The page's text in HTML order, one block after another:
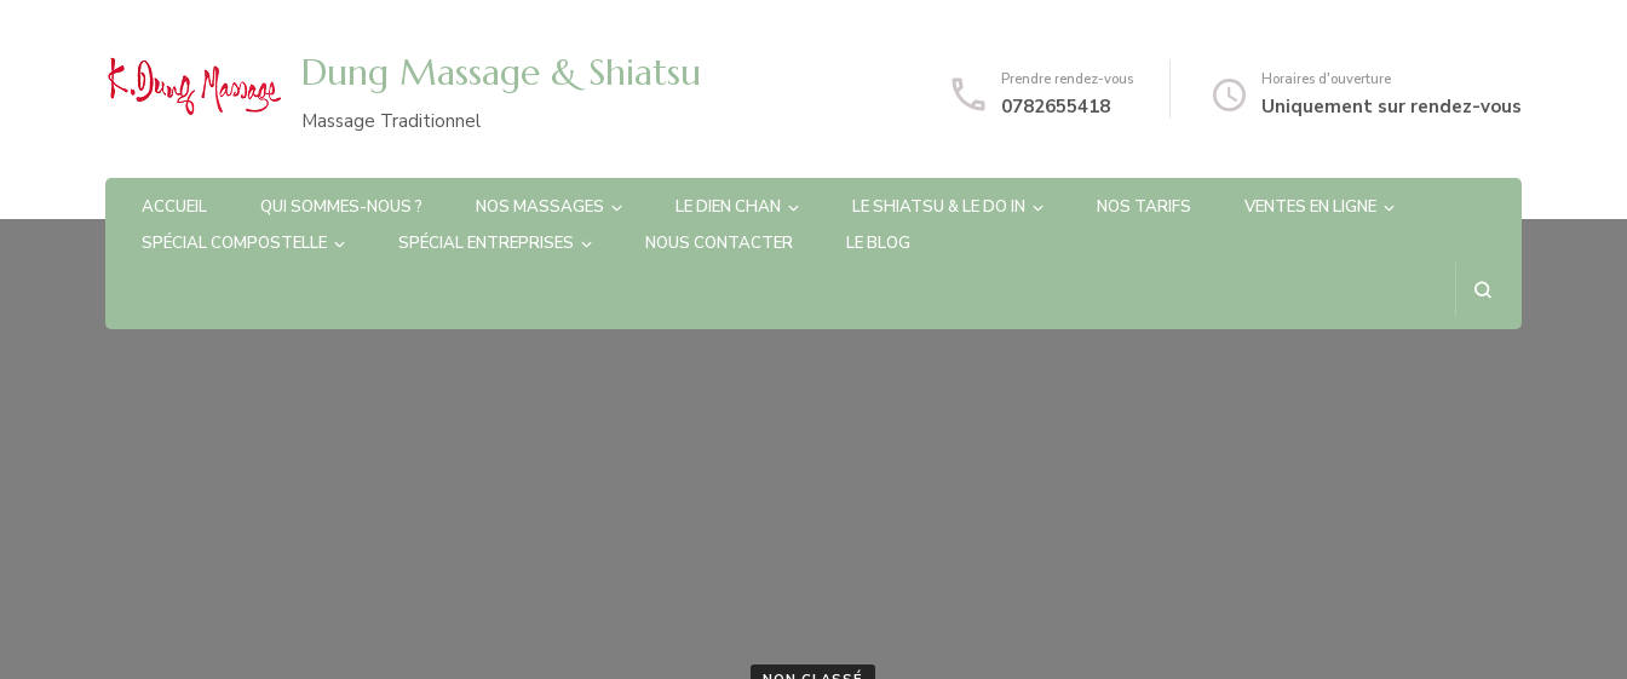
Dung Massage & Shiatsu
Massage Traditionnel
Prendre rendez-vous
0782655418
Horaires d'ouverture
Uniquement sur rendez-vous
ACCUEIL QUI SOMMES-NOUS ? NOS MASSAGES LE DIEN CHAN LE SHIATSU & LE DO IN NOS TARIFS
VENTES EN LIGNE
SPÉCIAL COMPOSTELLE
SPÉCIAL ENTREPRISES NOUS CONTACTER LE BLOG